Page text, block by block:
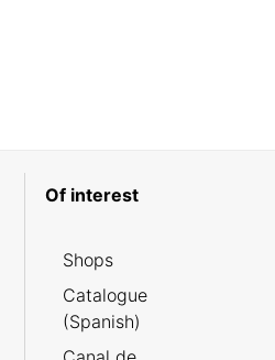
Of interest
Shops
Catalogue
(Spanish)